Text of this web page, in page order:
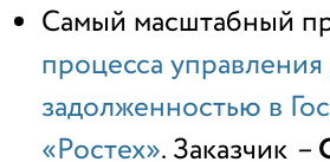
Самый масштабный
процесса
задолженностью в
«Ростех». Заказчик –